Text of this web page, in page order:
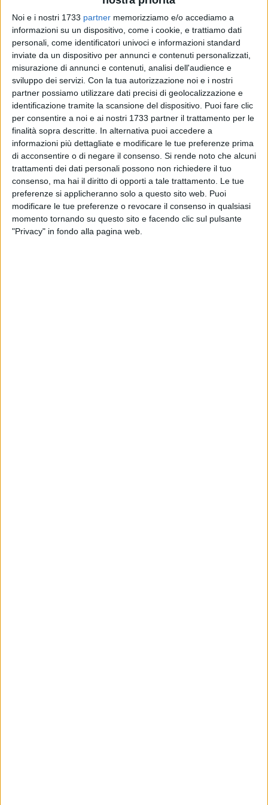
Noi e i nostri 1733 partner memorizziamo e/o accediamo a
informazioni su un dispositivo, come i cookie, e trattiamo dati
personali, come identificatori univoci e informazioni standard
inviate da un dispositivo per annunci e contenuti personalizzati,
misurazione di annunci e contenuti, analisi dell'audience e
sviluppo dei servizi. Con la tua autorizzazione noi e i nostri
partner possiamo utilizzare dati precisi di geolocalizzazione e
identificazione tramite la scansione del dispositivo. Puoi fare clic
per consentire a noi e ai nostri 1733 partner il trattamento per le
finalità sopra descritte. In alternativa puoi accedere a
informazioni più dettagliate e modificare le tue preferenze prima
di acconsentire o di negare il consenso. Si rende noto che alcuni
trattamenti dei dati personali possono non richiedere il tuo
consenso, ma hai il diritto di opporti a tale trattamento. Le tue
preferenze si applicheranno solo a questo sito web. Puoi
modificare le tue preferenze o revocare il consenso in qualsiasi
momento tornando su questo sito e facendo clic sul pulsante
"Privacy" in fondo alla pagina web.
verità fatta con le normali categorie del pensiero umano,
oltre la penultima verità, con l'ausilio di storie rappresentate
con tecniche cinematografiche in grado di trasmettere,
soprattutto sul piano emotivo, il messaggio sotteso al
disagio psichico che altrimenti verrebbe incasellato in
categorie diagnostiche utili solo a programmare interventi
terapeutici e non a spiegare completamente i vissuti e le
angosce di chi soffre.
Sono stati 14 i corti, selezionati dal comitato organizzativo
della rassegna tra le 46 opere giunte, che sono stati proiettati
e valutati dalla giuria di esperti nelle tre giornate del Festival.
Tutti i 14 corti selezionati hanno ricevuto un premio rimborso
pari ad euro 1.000, mentre tutte le 46 opere pervenute e
candidate alla selezione finale sono state pubblicate sul
canale Youtube dell'ASL BT.